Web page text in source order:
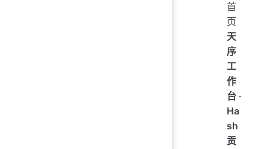
首
页
天
序
工
作
台 ·
Ha
sh
贡